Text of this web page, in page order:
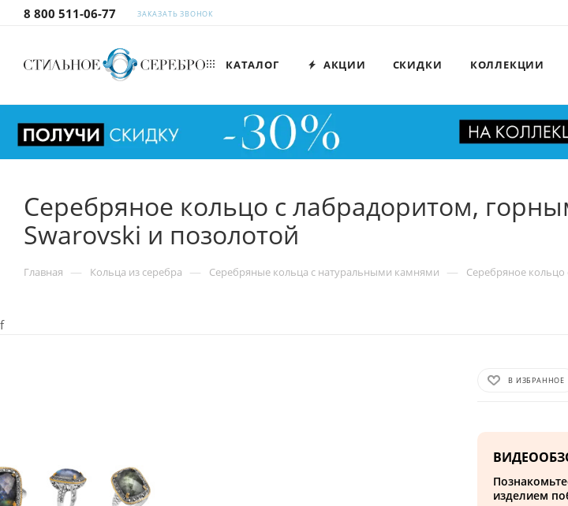
8 800 511-06-77 ЗАКАЗАТЬ ЗВОНОК
КАТАЛОГ АКЦИИ СКИДКИ КОЛЛЕКЦИИ
Серебряное кольцо с лабрадоритом,
Swarovski и позолотой
Главная — Кольца из серебра — Серебряные кольца с натуральными камнями — Серебряное
f
В ИЗБРАННОЕ
изделием